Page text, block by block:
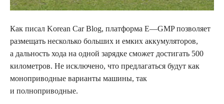
Как писал Korean Car Blog, платформа E—GMP позволяет
размещать несколько больших и емких аккумуляторов,
а дальность хода на одной зарядке сможет достигать 500
километров. Не исключено, что предлагаться будут как
моноприводные варианты машины, так
и полноприводные.